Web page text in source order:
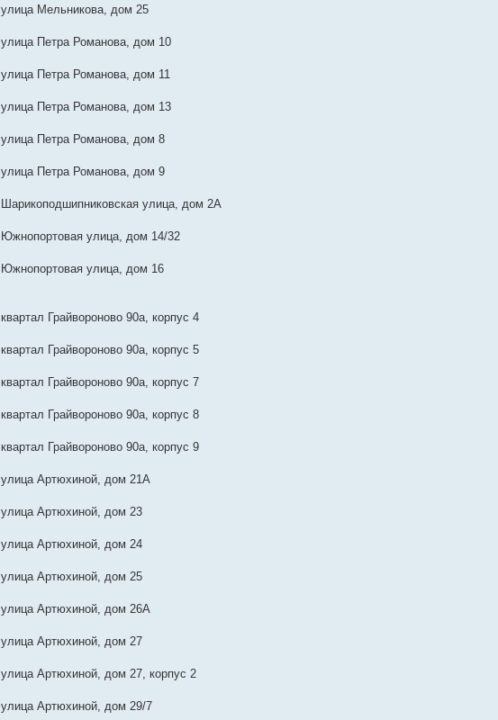
е
улица Мельникова, дом 25
улица Петра Романова, дом 10
улица Петра Романова, дом 11
улица Петра Романова, дом 13
улица Петра Романова, дом 8
улица Петра Романова, дом 9
Шарикоподшипниковская улица, дом 2А
Южнопортовая улица, дом 14/32
Южнопортовая улица, дом 16
квартал Грайвороново 90а, корпус 4
квартал Грайвороново 90а, корпус 5
квартал Грайвороново 90а, корпус 7
квартал Грайвороново 90а, корпус 8
квартал Грайвороново 90а, корпус 9
улица Артюхиной, дом 21А
улица Артюхиной, дом 23
улица Артюхиной, дом 24
улица Артюхиной, дом 25
улица Артюхиной, дом 26А
улица Артюхиной, дом 27
улица Артюхиной, дом 27, корпус 2
улица Артюхиной, дом 29/7